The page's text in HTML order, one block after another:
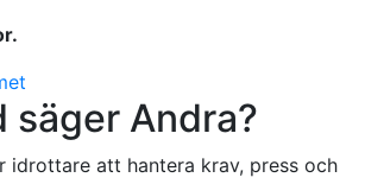
säger Andra?
idrottare att hantera krav, press och